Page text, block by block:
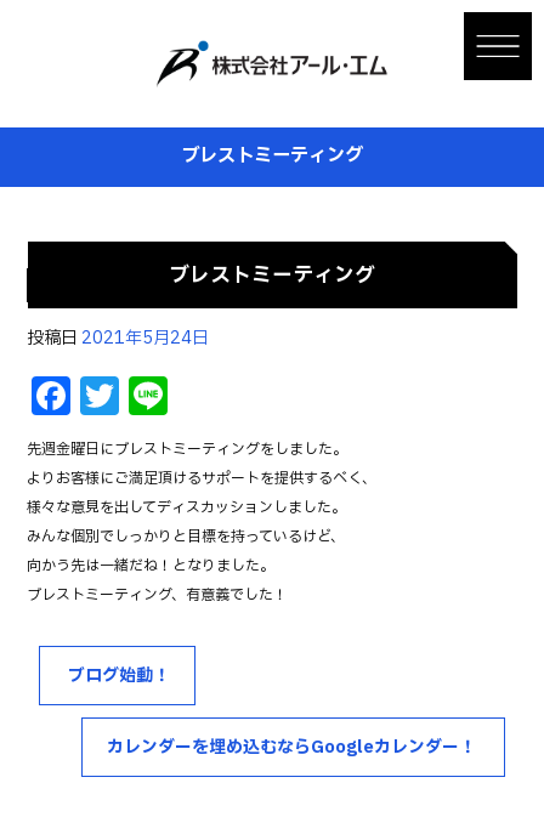
ブレストミーティング
ブレストミーティング
投稿日 2021年5月24日
F
a
c
e
b
o
k
T
w
it
te
r
n
e
先週金曜日にブレストミーティングをしました。
よりお客様にご満足頂けるサポートを提供するべく、
様々な意見を出してディスカッションしました。
みんな個別でしっかりと目標を持っているけど、
向かう先は一緒だね！となりました。
ブレストミーティング、有意義でした！
ブログ始動！
カレンダーを埋め込むならGoogleカレンダー！